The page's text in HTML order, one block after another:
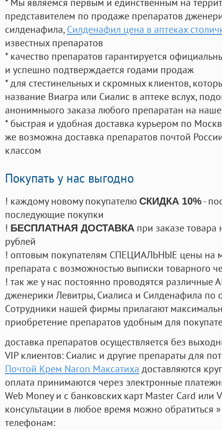
представителем по продаже препаратов
силденафила, Силденафил цена в аптеках
известных препаратов
* качество препаратов гарантируется
и успешно подтверждается годами продаж
* для стестинельных и скромных клиентов,
название Виагра или Сиалис в аптеке вслух,
анонимныого заказа любого препаратан на
* быстрая и удобная доставка курьером по
же возможна доставка препаратов почтой
классом
Покупать у нас выгодно
! каждому новому покупателю СКИДКА 10%-
последующие покупки
! БЕСПЛАТНАЯ ДОСТАВКА при заказе
рублей
! оптовым покупателям СПЕЦИАЛЬНЫЕ цены на
препарата с возможностью выписки товарного
! так же у нас постоянно проводятся
дженерики Левитры, Сиалиса и Силденафила по
Cотрудники нашей фирмы прилагают
приобретение препаратов удобным для
доставка препаратов осуществляется без
VIP клиентов: Сиалис и другие препараты для
Почтой Крем Naron Максатиха доставляются
оплата принимаются через электронные
Web Money и с банковских карт Master Card или
консультации в любое время можно обратиться
телефонам: